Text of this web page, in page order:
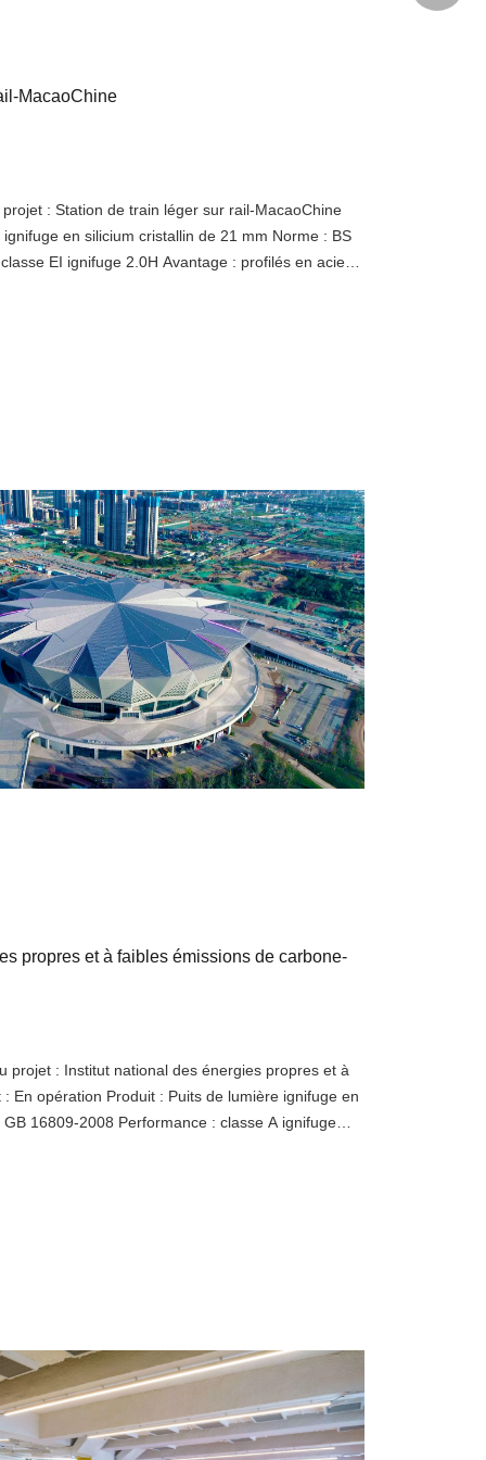
MacaoChine
: Station de train léger sur rail-MacaoChine
en silicium cristallin de 21 mm Norme : BS
EI ignifuge 2.0H Avantage : profilés en acier
; équipé de verre ignifuge de haute
propres et à faibles émissions de carbone-
projet : Institut national des énergies propres et à
En opération Produit : Puits de lumière ignifuge en
16809-2008 Performance : classe A ignifuge
en silicium cristallin importé ; La disposition